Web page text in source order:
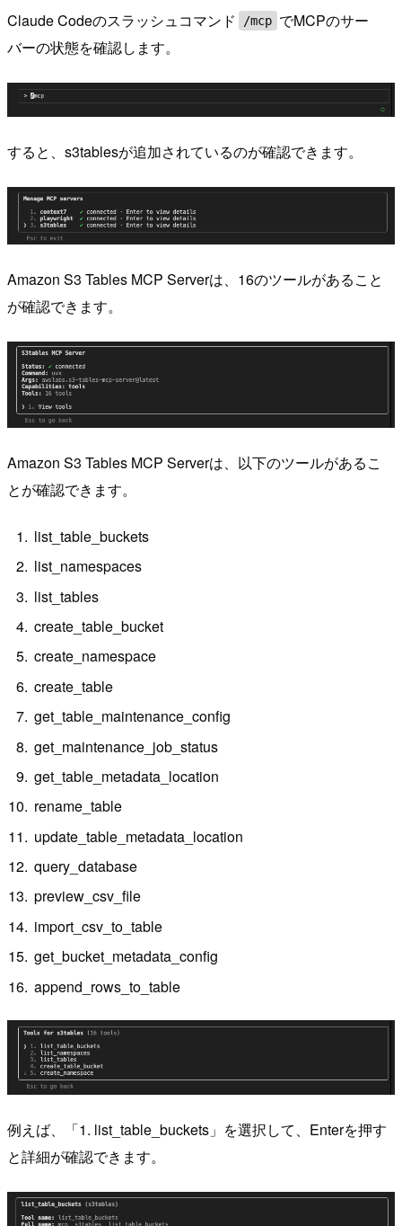
Claude Codeのスラッシュコマンド /mcp でMCPのサー
バーの状態を確認します。
すると、s3tablesが追加されているのが確認できます。
Amazon S3 Tables MCP Serverは、16のツールがあること
が確認できます。
Amazon S3 Tables MCP Serverは、以下のツールがあるこ
とが確認できます。
list_table_buckets
list_namespaces
list_tables
create_table_bucket
create_namespace
create_table
get_table_maintenance_config
get_maintenance_job_status
get_table_metadata_location
rename_table
update_table_metadata_location
query_database
preview_csv_file
import_csv_to_table
get_bucket_metadata_config
append_rows_to_table
例えば、「1. list_table_buckets」を選択して、Enterを押す
と詳細が確認できます。